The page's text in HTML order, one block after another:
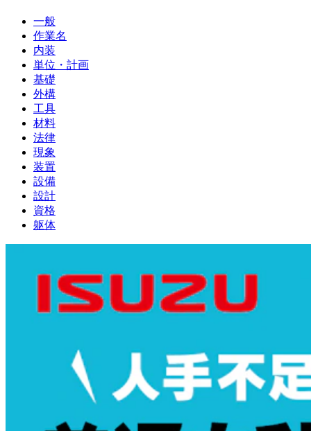
一般
作業名
内装
単位・計画
基礎
外構
工具
材料
法律
現象
装置
設備
設計
資格
躯体